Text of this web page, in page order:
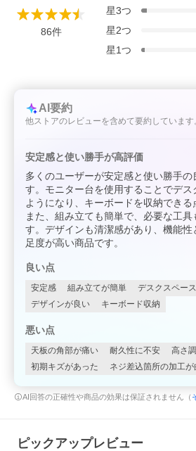
86件
星3つ
星2つ
星1つ
AI要約
他ストアのレビューを含めて要約しています
安定感と使い勝手が高評価
多くのユーザーが安定感と使い勝手の
す。モニター台を使用することでデス
ようになり、キーボードを収納できる
また、組み立ても簡単で、必要な工具
す。デザインも清潔感があり、機能
足度が高い商品です。
良い点
安定感 組み立てが簡単
デスクスペー
デザインが良い
キーボード収納
悪い点
天板の角部が痛い 耐久性に不安
高さ
初期キズがあった
ネジ差込箇所の加工
AI回答の正確性や商品の効果は保証されません（
ピックアップレビュー